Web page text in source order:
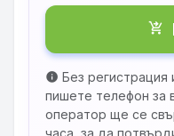
shopping_cart_checkout
info Без регистрация
пишете телефон за
оператор ще се
часа, за да